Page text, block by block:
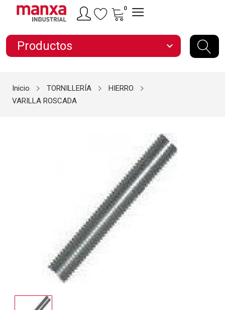
0
Productos expand_more
Inicio TORNILLERÍA
HIERRO
VARILLA ROSCADA